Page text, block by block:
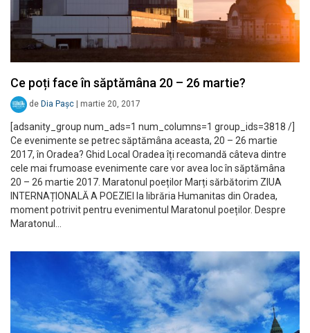
Ce poți face în săptămâna 20 – 26 martie?
de Dia Pașc martie 20, 2017
[adsanity_group num_ads=1 num_columns=1 group_ids=3818 /]
Ce evenimente se petrec săptămâna aceasta, 20 – 26 martie
2017, în Oradea? Ghid Local Oradea îți recomandă câteva dintre
cele mai frumoase evenimente care vor avea loc în săptămâna
20 – 26 martie 2017. Maratonul poeților Marți sărbătorim ZIUA
INTERNAȚIONALĂ A POEZIEI la librăria Humanitas din Oradea,
moment potrivit pentru evenimentul Maratonul poeților. Despre
Maratonul…